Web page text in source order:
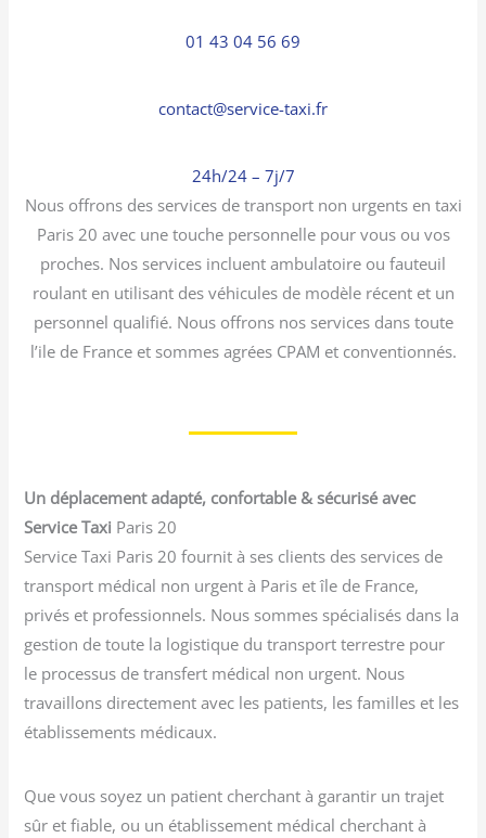
01 43 04 56 69
contact@service-taxi.fr
24h/24 – 7j/7
Nous offrons des services de transport non urgents en taxi
Paris 20 avec une touche personnelle pour vous ou vos
proches. Nos services incluent ambulatoire ou fauteuil
roulant en utilisant des véhicules de modèle récent et un
personnel qualifié. Nous offrons nos services dans toute
l’ile de France et sommes agrées CPAM et conventionnés.
Un déplacement adapté, confortable & sécurisé avec
Service Taxi Paris 20
Service Taxi Paris 20 fournit à ses clients des services de
transport médical non urgent à Paris et île de France,
privés et professionnels. Nous sommes spécialisés dans la
gestion de toute la logistique du transport terrestre pour
le processus de transfert médical non urgent. Nous
travaillons directement avec les patients, les familles et les
établissements médicaux.
Que vous soyez un patient cherchant à garantir un trajet
sûr et fiable, ou un établissement médical cherchant à